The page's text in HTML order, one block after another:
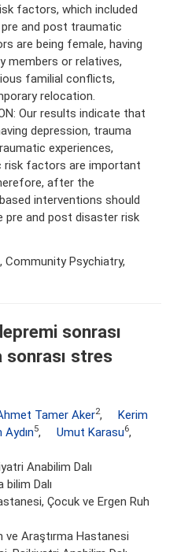
factors, which included
and post traumatic
are being female, having
members or relatives,
familial conflicts,
relocation.
Our results indicate that
depression, trauma
experiences,
risk factors are important
after the
interventions should
pre and post disaster risk
Community Psychiatry,
sonrası
stres
Tamer Aker2,
Kerim
5, Umut Karasu6,
Anabilim Dalı
Dalı
Çocuk ve Ergen Ruh
ve Araştırma Hastanesi